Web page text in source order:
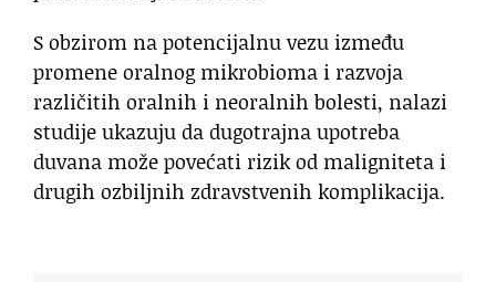
S obzirom na potencijalnu vezu između
promene oralnog mikrobioma i razvoja
različitih oralnih i neoralnih bolesti, nalazi
studije ukazuju da dugotrajna upotreba
duvana može povećati rizik od maligniteta i
drugih ozbiljnih zdravstvenih komplikacija.